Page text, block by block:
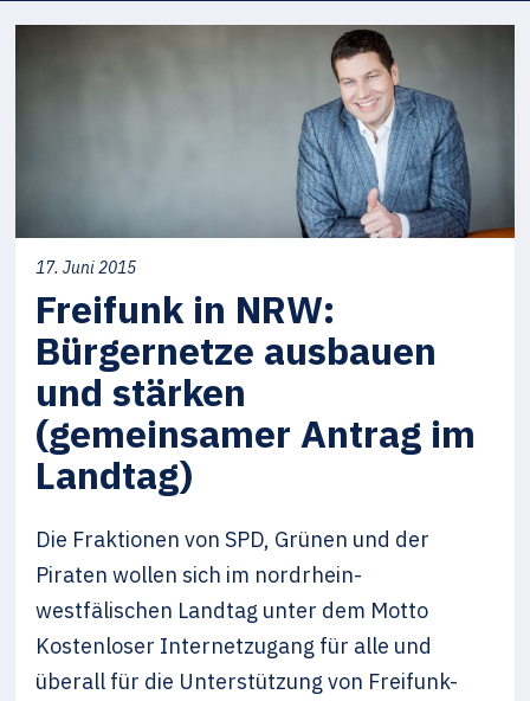
17. Juni 2015
Freifunk in NRW:
Bürgernetze ausbauen
und stärken
(gemeinsamer Antrag im
Landtag)
Die Fraktionen von SPD, Grünen und der
Piraten wollen sich im nordrhein-
westfälischen Landtag unter dem Motto
Kostenloser Internetzugang für alle und
überall für die Unterstützung von Freifunk-